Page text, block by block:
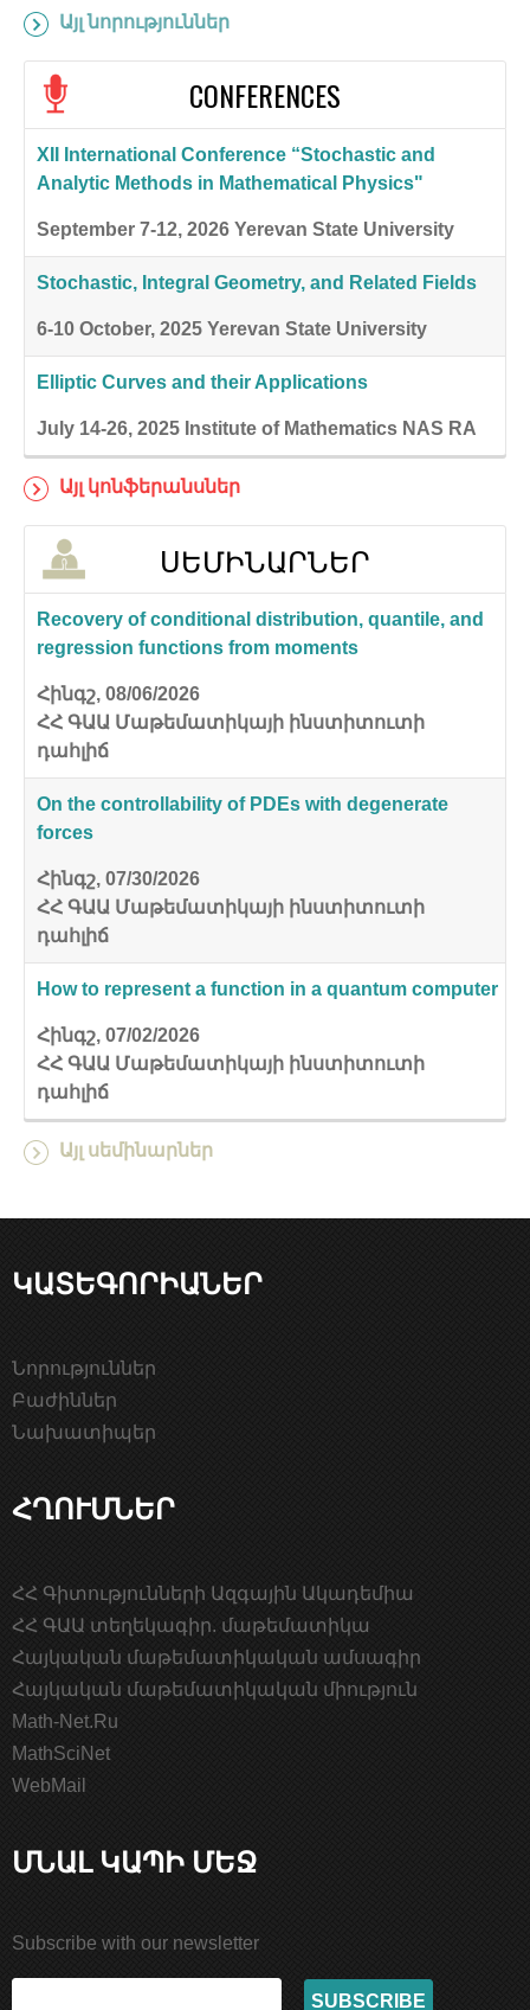
Այլ նորություններ
CONFERENCES
XII International Conference “Stochastic and
Analytic Methods in Mathematical Physics"
September 7-12, 2026 Yerevan State University
Stochastic, Integral Geometry, and Related Fields
6-10 October, 2025 Yerevan State University
Elliptic Curves and their Applications
July 14-26, 2025 Institute of Mathematics NAS RA
Այլ կոնֆերանսներ
ՍԵՄԻՆԱՐՆԵՐ
Recovery of conditional distribution, quantile, and
regression functions from moments
Հինգշ, 08/06/2026
ՀՀ ԳԱԱ Մաթեմատիկայի ինստիտուտի
դահլիճ
On the controllability of PDEs with degenerate
forces
Հինգշ, 07/30/2026
ՀՀ ԳԱԱ Մաթեմատիկայի ինստիտուտի
դահլիճ
How to represent a function in a quantum computer
Հինգշ, 07/02/2026
ՀՀ ԳԱԱ Մաթեմատիկայի ինստիտուտի
դահլիճ
Այլ սեմինարներ
ԿԱՏԵԳՈՐԻԱՆԵՐ
Նորություններ
Բաժիններ
Նախատիպեր
ՀՂՈՒՄՆԵՐ
ՀՀ Գիտությունների Ազգային Ակադեմիա
ՀՀ ԳԱԱ տեղեկագիր. մաթեմատիկա
Հայկական մաթեմատիկական ամսագիր
Հայկական մաթեմատիկական միություն
Math-Net.Ru
MathSciNet
WebMail
ՄՆԱԼ ԿԱՊԻ ՄԵՋ
Subscribe with our newsletter